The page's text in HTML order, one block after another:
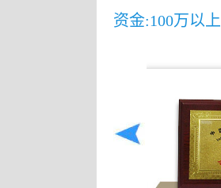
资金:100万以上